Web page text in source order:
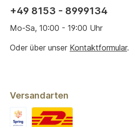
+49 8153 - 8999134
Mo-Sa, 10:00 - 19:00 Uhr
Oder über unser Kontaktformular.
Versandarten